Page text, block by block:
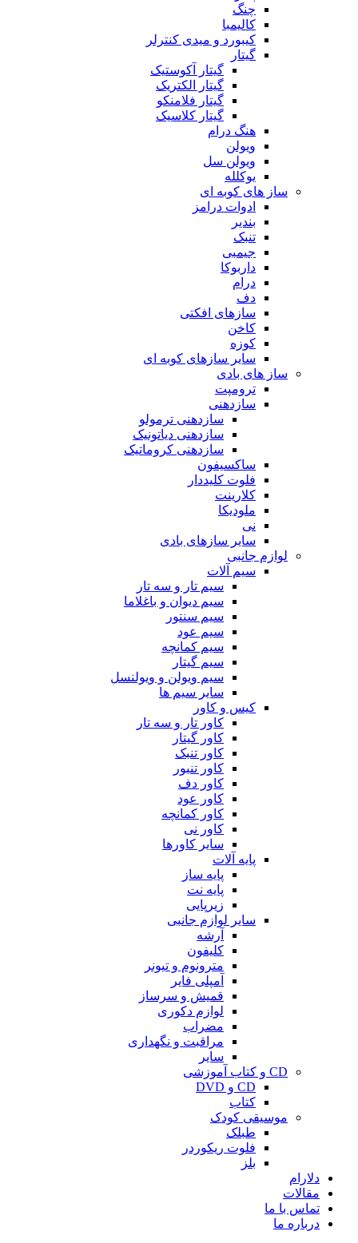
چنگ
کالیمبا
کیبورد و میدی کنترلر
گیتار
گیتار آکوستیک
گیتار الکتریک
گیتار فلامنکو
گیتار کلاسیک
هنگ درام
ویولن
ویولن سل
یوکلله
ساز های کوبه ای
ادوات درامز
بندیر
تنبک
جیمبی
داربوکا
درام
دف
سازهای افکتی
کاخن
کوزه
سایر سازهای کوبه ای
ساز های بادی
ترومپت
سازدهنی
سازدهنی ترمولو
سازدهنی دیاتونیک
سازدهنی کروماتیک
ساکسیفون
فلوت کلیددار
کلارینت
ملودیکا
نی
سایر سازهای بادی
لوازم جانبی
سیم آلات
سیم تار و سه تار
سیم دیوان و باغلاما
سیم سنتور
سیم عود
سیم کمانچه
سیم گیتار
سیم ویولن و ویولنسل
سایر سیم ها
کیس و کاور
کاور تار و سه تار
کاور گیتار
کاور تنبک
کاور تنبور
کاور دف
کاور عود
کاور کمانچه
کاور نی
سایر کاورها
پایه آلات
پایه ساز
پایه نت
زیرپایی
سایر لوازم جانبی
آرشه
کلیفون
مترونوم و تیونر
آمپلی فایر
قمیش و سرساز
لوازم دکوری
مضراب
مراقبت و نگهداری
سایر
CD و کتاب آموزشی
CD و DVD
کتاب
موسیقی کودک
طبلک
فلوت ریکوردر
بلز
دلارام
مقالات
تماس با ما
درباره ما